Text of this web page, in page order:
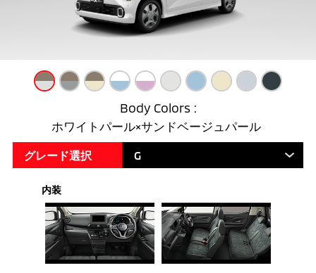
Body Colors :
ホワイトパール×サンドベージュパール
グレード選択 G
内装